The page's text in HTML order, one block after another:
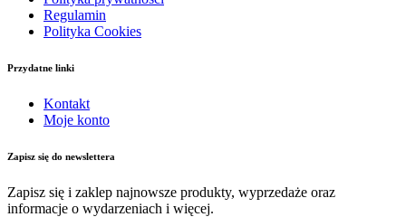
Regulamin
Polityka Cookies
Przydatne linki
Kontakt
Moje konto
Zapisz się do newslettera
Zapisz się i zaklep najnowsze produkty, wyprzedaże oraz
informacje o wydarzeniach i więcej.